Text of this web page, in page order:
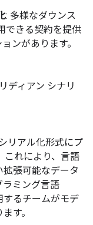
: 多様なダウンス
できる契約を提供
ンがあります。
ディアン シナリ
リアル化形式にプ
これにより、言語
張可能なデータ
ラミング言語
するチームがモデ
す。